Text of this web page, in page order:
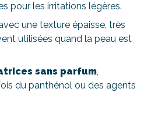
pour les irritations légères.
une texture épaisse, très
utilisées quand la peau est
sans parfum,
du panthénol ou des agents